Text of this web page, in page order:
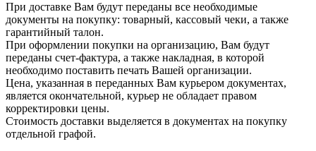
При доставке Вам будут переданы все необходимые
документы на покупку: товарный, кассовый чеки, а также
гарантийный талон.
При оформлении покупки на организацию, Вам будут
переданы счет-фактура, а также накладная, в которой
необходимо поставить печать Вашей организации.
Цена, указанная в переданных Вам курьером документах,
является окончательной, курьер не обладает правом
корректировки цены.
Стоимость доставки выделяется в документах на покупку
отдельной графой.